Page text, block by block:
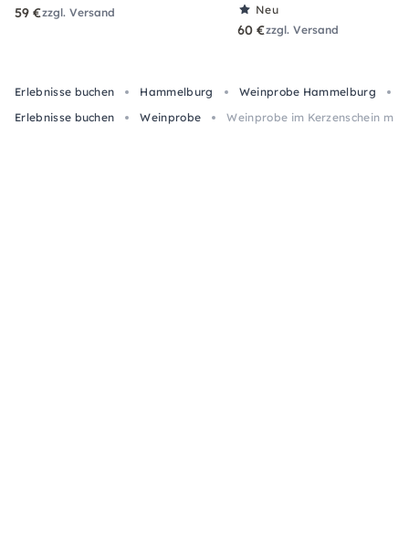
59 €zzgl. Versand Neu
60 €zzgl. Versand
Erlebnisse buchen Hammelburg Weinprobe Hammelburg
Erlebnisse buchen
Weinprobe Weinprobe im Kerzenschein